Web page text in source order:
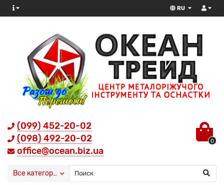
RU
(099) 452-20-02
(098) 492-20-02
office@ocean.biz.ua
0
Все категории